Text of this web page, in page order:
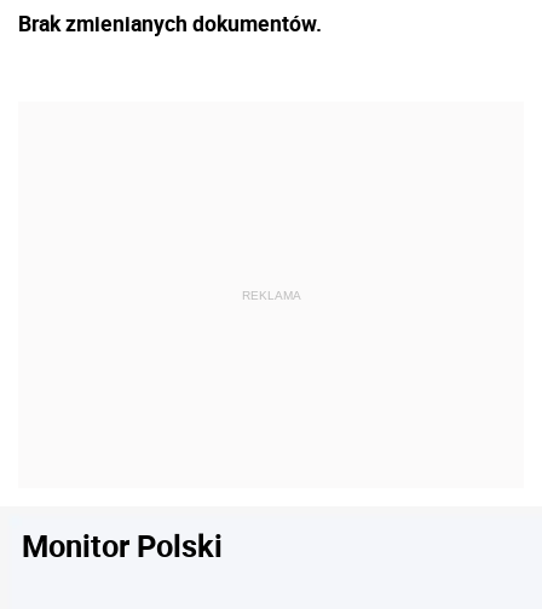
Brak zmienianych dokumentów.
Monitor Polski